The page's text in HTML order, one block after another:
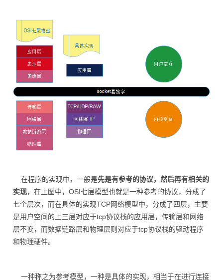
在程序的实现中，一般是先是有参考的协议，然后再有相关的
实现，在上图中，OSI七层模型也就是一种参考的协议，分成了
七个层次，而在具体的实现TCP网络模型中，分成了四层，主要
是用户空间的上三层对应于tcp协议栈的应用层，传输层和网络
层不变，而数据链路层和物理层则对应于tcp协议栈的驱动程序
和物理硬件。
一种称之为参考模型，一种是具体的实现，相当于在进行连接